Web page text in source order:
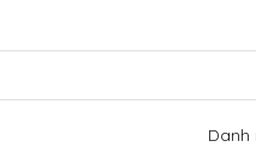
Danh